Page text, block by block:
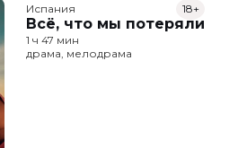
Испания
Всё, что мы потеряли
18+
1 ч 47 мин
драма, мелодрама